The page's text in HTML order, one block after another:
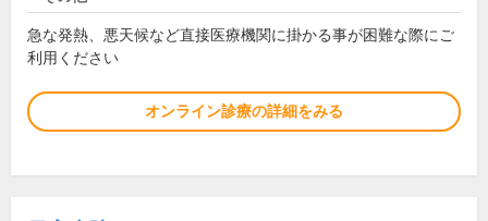
急な発熱、悪天候など直接医療機関に掛かる事が困難な際にご
利用ください
オンライン診療の詳細をみる